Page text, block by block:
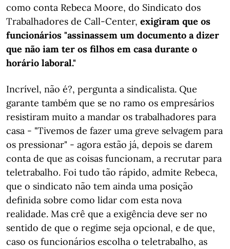
como conta Rebeca Moore, do Sindicato dos
Trabalhadores de Call-Center, exigiram que os
funcionários "assinassem um documento a dizer
que não iam ter os filhos em casa durante o
horário laboral."
Incrível, não é?, pergunta a sindicalista. Que
garante também que se no ramo os empresários
resistiram muito a mandar os trabalhadores para
casa - "Tivemos de fazer uma greve selvagem para
os pressionar" - agora estão já, depois se darem
conta de que as coisas funcionam, a recrutar para
teletrabalho. Foi tudo tão rápido, admite Rebeca,
que o sindicato não tem ainda uma posição
definida sobre como lidar com esta nova
realidade. Mas crê que a exigência deve ser no
sentido de que o regime seja opcional, e de que,
caso os funcionários escolha o teletrabalho, as